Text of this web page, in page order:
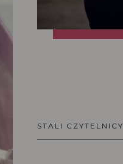
STALI CZYTELNICY